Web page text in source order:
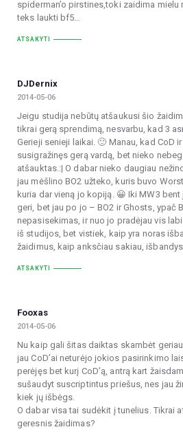
spiderman’o pirstines,toki zaidima
teks laukti bf5…
ATSAKYTI
DJDernix
2014-05-06
Jeigu studija nebūtų atšaukusi šio
tikrai gerą sprendimą, nesvarbu, kad 3
Gerieji senieji laikai. 🙂 Manau, kad CoD
susigražinęs gerą vardą, bet nieko
atšauktas.:| O dabar nieko daugiau
jau mėšlino BO2 užteko, kuris buvo
kuria dar vieną jo kopiją. 😀 Iki MW3 bent
geri, bet jau po jo – BO2 ir Ghosts, ypač
nepasisekimas, ir nuo jo pradėjau vis
iš studijos, bet vistiek, kaip yra noras
žaidimus, kaip anksčiau sakiau,
ATSAKYTI
Fooxas
2014-05-06
Nu kaip gali šitas daiktas skambėt
jau CoD’ai neturėjo jokios pasirinkimo
perėjęs bet kurį CoD’ą, antrą kart
sušaudyt suscriptintus priešus, nes jau
kiek jų išbėgs.
O dabar visa tai sudėkit į tunelius. Tikrai
geresnis žaidimas?